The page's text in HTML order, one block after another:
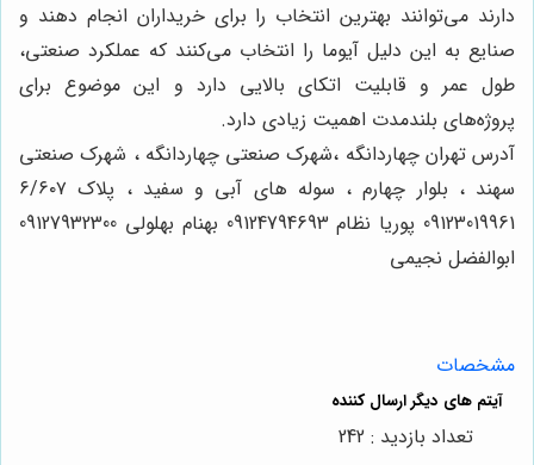
دارند می‌توانند بهترین انتخاب را برای خریداران انجام دهند و
صنایع به این دلیل آیوما را انتخاب می‌کنند که عملکرد صنعتی،
طول عمر و قابلیت اتکای بالایی دارد و این موضوع برای
پروژه‌های بلندمدت اهمیت زیادی دارد.
آدرس تهران چهاردانگه ،شهرک صنعتی چهاردانگه ، شهرک صنعتی
سهند ، بلوار چهارم ، سوله های آبی و سفید ، پلاک ۶/۶۰۷
09123019961 پوریا نظام 09124794693 بهنام بهلولی 09127932300
ابوالفضل نجیمی
مشخصات
تعداد بازدید : 242